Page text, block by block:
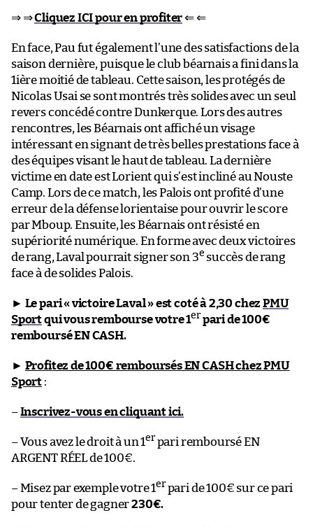
⇒ ⇒Cliquez ICI pour en profiter⇐ ⇐
En face, Pau fut également l’une des satisfactions de la
saison dernière, puisque le club béarnais a fini dans la
1ière moitié de tableau. Cette saison, les protégés de
Nicolas Usai se sont montrés très solides avec un seul
revers concédé contre Dunkerque. Lors des autres
rencontres, les Béarnais ont affiché un visage
intéressant en signant de très belles prestations face à
des équipes visant le haut de tableau. La dernière
victime en date est Lorient qui s’est incliné au Nouste
Camp. Lors de ce match, les Palois ont profité d’une
erreur de la défense lorientaise pour ouvrir le score
par Mboup. Ensuite, les Béarnais ont résisté en
supériorité numérique. En forme avec deux victoires
de rang, Laval pourrait signer son 3e succès de rang
face à de solides Palois.
► Le pari « victoire Laval » est coté à 2,30 chezPMU
Sportqui vous rembourse votre 1er pari de 100€
remboursé EN CASH.
► Profitez de 100€ remboursés EN CASH chez PMU
Sport :
–Inscrivez-vous en cliquant ici.
– Vous avez le droit à un 1er pari remboursé EN
ARGENT RÉEL de 100€.
– Misez par exemple votre 1er pari de 100€ sur ce pari
pour tenter de gagner230€.